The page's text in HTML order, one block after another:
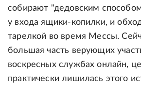
собирают "дедовским
у входа ящики-копилки, и
тарелкой во время Мессы.
большая часть верующих
воскресных службах онлайн,
практически лишилась этого